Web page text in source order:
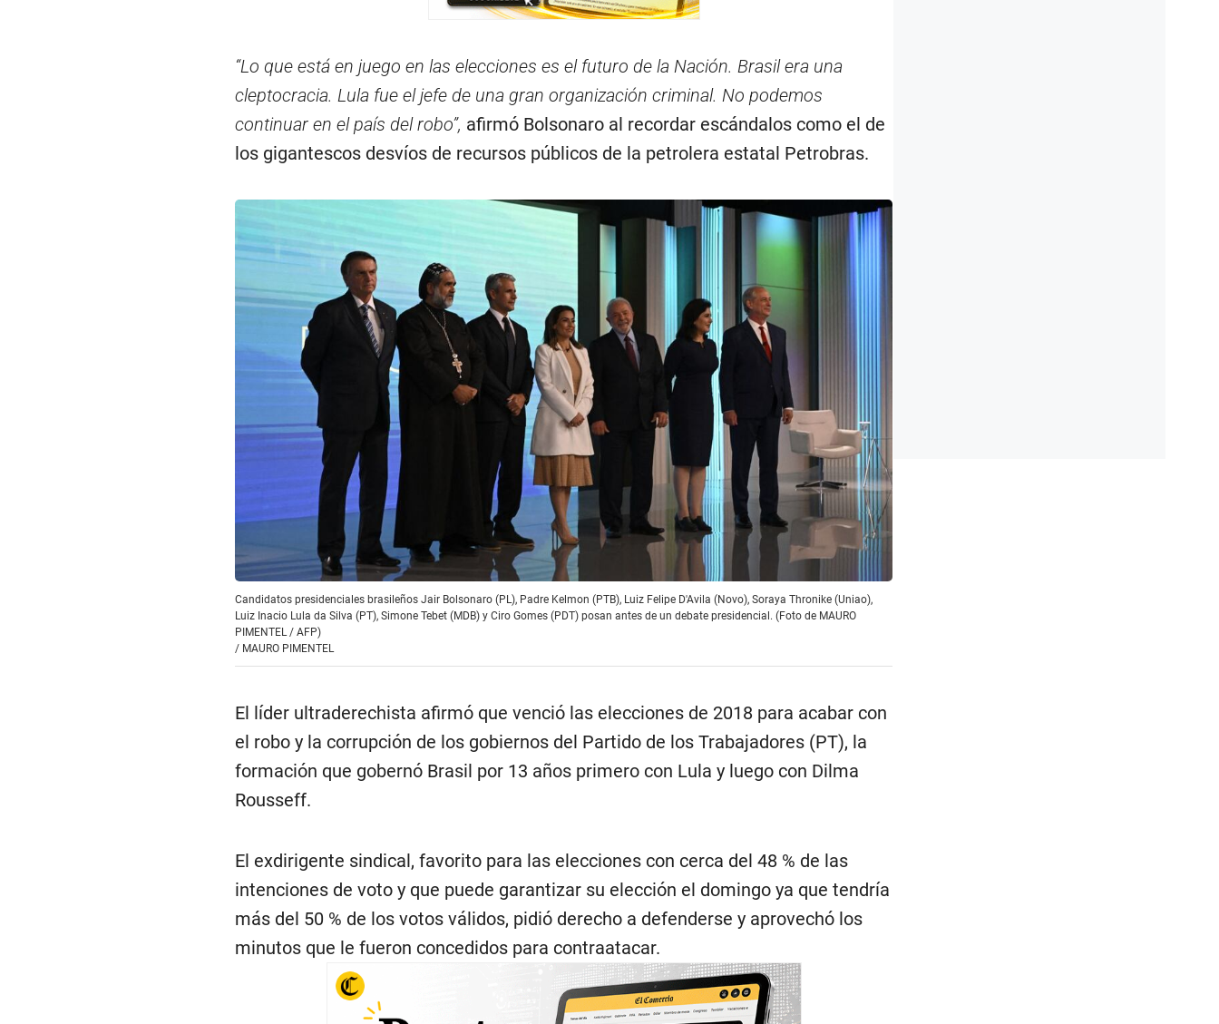
“Lo que está en juego en las elecciones es el futuro de la Nación. Brasil era una
cleptocracia. Lula fue el jefe de una gran organización criminal. No podemos
continuar en el país del robo”, afirmó Bolsonaro al recordar escándalos como el de
los gigantescos desvíos de recursos públicos de la petrolera estatal Petrobras.
Candidatos presidenciales brasileños Jair Bolsonaro (PL), Padre Kelmon (PTB), Luiz Felipe D'Avila (Novo), Soraya Thronike (Uniao),
Luiz Inacio Lula da Silva (PT), Simone Tebet (MDB) y Ciro Gomes (PDT) posan antes de un debate presidencial. (Foto de MAURO
PIMENTEL / AFP)
/ MAURO PIMENTEL
El líder ultraderechista afirmó que venció las elecciones de 2018 para acabar con
el robo y la corrupción de los gobiernos del Partido de los Trabajadores (PT), la
formación que gobernó Brasil por 13 años primero con Lula y luego con Dilma
Rousseff.
El exdirigente sindical, favorito para las elecciones con cerca del 48 % de las
intenciones de voto y que puede garantizar su elección el domingo ya que tendría
más del 50 % de los votos válidos, pidió derecho a defenderse y aprovechó los
minutos que le fueron concedidos para contraatacar.